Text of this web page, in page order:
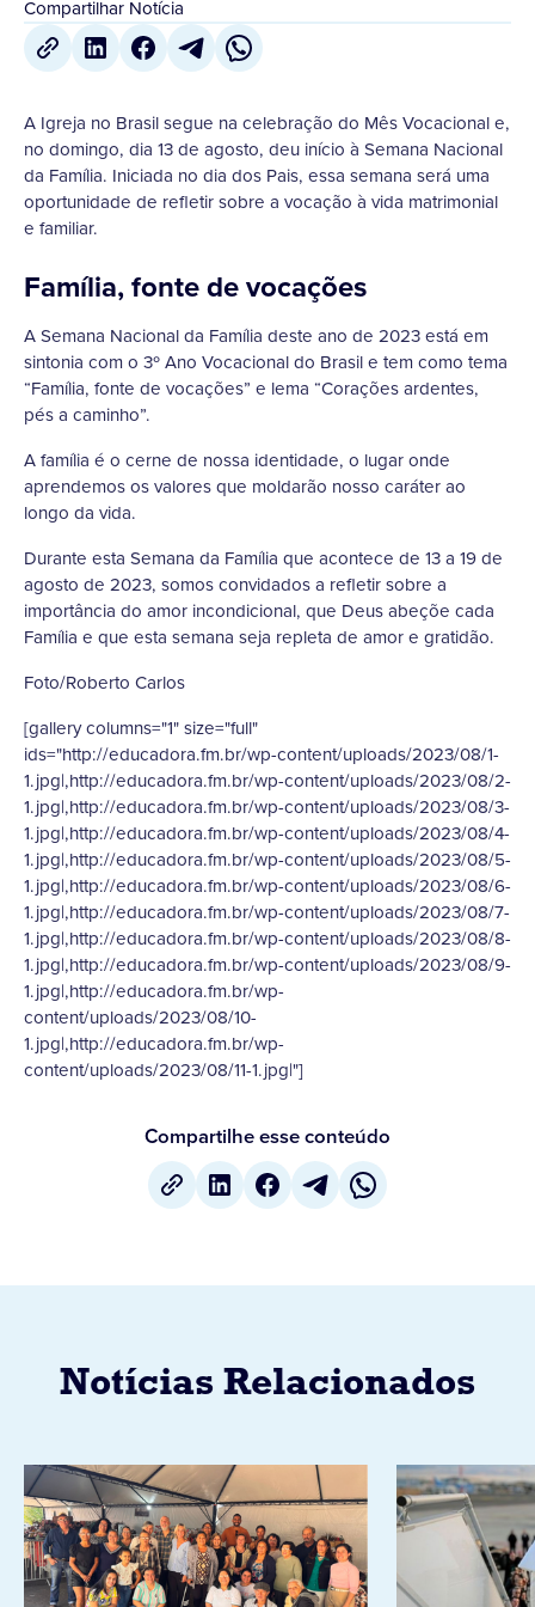
Compartilhar Notícia
A Igreja no Brasil segue na celebração do Mês Vocacional e,
no domingo, dia 13 de agosto, deu início à Semana Nacional
da Família. Iniciada no dia dos Pais, essa semana será uma
oportunidade de refletir sobre a vocação à vida matrimonial
e familiar.
Família, fonte de vocações
A Semana Nacional da Família deste ano de 2023 está em
sintonia com o 3º Ano Vocacional do Brasil e tem como tema
“Família, fonte de vocações” e lema “Corações ardentes,
pés a caminho”.
A família é o cerne de nossa identidade, o lugar onde
aprendemos os valores que moldarão nosso caráter ao
longo da vida.
Durante esta Semana da Família que acontece de 13 a 19 de
agosto de 2023, somos convidados a refletir sobre a
importância do amor incondicional, que Deus abeçõe cada
Família e que esta semana seja repleta de amor e gratidão.
Foto/Roberto Carlos
[gallery columns="1" size="full"
ids="http://educadora.fm.br/wp-content/uploads/2023/08/1-
1.jpg|,http://educadora.fm.br/wp-content/uploads/2023/08/2-
1.jpg|,http://educadora.fm.br/wp-content/uploads/2023/08/3-
1.jpg|,http://educadora.fm.br/wp-content/uploads/2023/08/4-
1.jpg|,http://educadora.fm.br/wp-content/uploads/2023/08/5-
1.jpg|,http://educadora.fm.br/wp-content/uploads/2023/08/6-
1.jpg|,http://educadora.fm.br/wp-content/uploads/2023/08/7-
1.jpg|,http://educadora.fm.br/wp-content/uploads/2023/08/8-
1.jpg|,http://educadora.fm.br/wp-content/uploads/2023/08/9-
1.jpg|,http://educadora.fm.br/wp-
content/uploads/2023/08/10-
1.jpg|,http://educadora.fm.br/wp-
content/uploads/2023/08/11-1.jpg|"]
Compartilhe esse conteúdo
Notícias Relacionados